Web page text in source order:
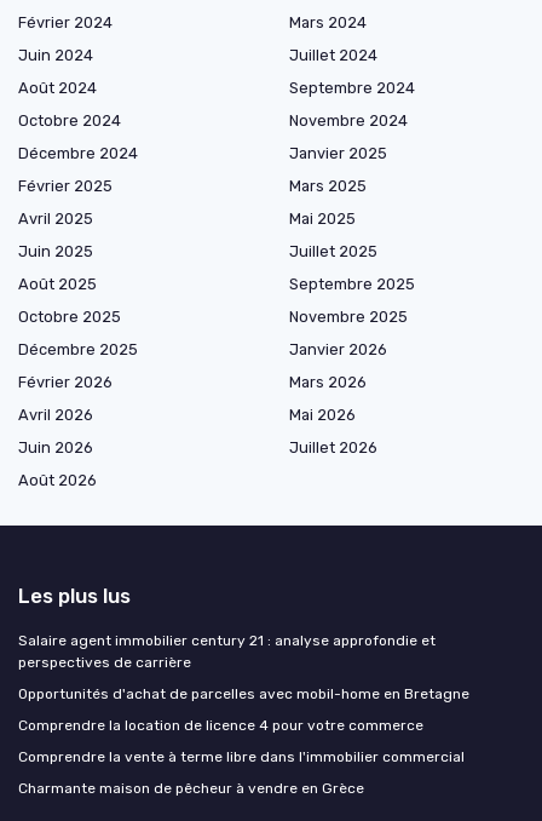
Février 2024
Mars 2024
Juin 2024
Juillet 2024
Août 2024
Septembre 2024
Octobre 2024
Novembre 2024
Décembre 2024
Janvier 2025
Février 2025
Mars 2025
Avril 2025
Mai 2025
Juin 2025
Juillet 2025
Août 2025
Septembre 2025
Octobre 2025
Novembre 2025
Décembre 2025
Janvier 2026
Février 2026
Mars 2026
Avril 2026
Mai 2026
Juin 2026
Juillet 2026
Août 2026
Les plus lus
Salaire agent immobilier century 21 : analyse approfondie et
perspectives de carrière
Opportunités d'achat de parcelles avec mobil-home en Bretagne
Comprendre la location de licence 4 pour votre commerce
Comprendre la vente à terme libre dans l'immobilier commercial
Charmante maison de pêcheur à vendre en Grèce